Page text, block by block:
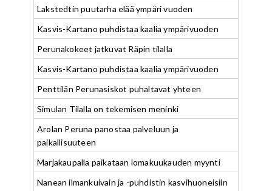
Lakstedtin puutarha elää ympäri vuoden
Kasvis-Kartano puhdistaa kaalia ympärivuoden
Perunakokeet jatkuvat Räpin tilalla
Kasvis-Kartano puhdistaa kaalia ympärivuoden
Penttilän Perunasiskot puhaltavat yhteen
Simulan Tilalla on tekemisen meninki
Arolan Peruna panostaa palveluun ja
paikallisuuteen
Marjakaupalla paikataan lomakuukauden myynti
Nanean ilmankuivain ja -puhdistin kasvihuoneisiin